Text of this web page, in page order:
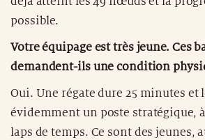
possible.
Votre équipage est très jeune. Ces
demandent-ils une condition
Oui. Une régate dure 25 minutes et
évidemment un poste stratégique,
laps de temps. Ce sont des jeunes,